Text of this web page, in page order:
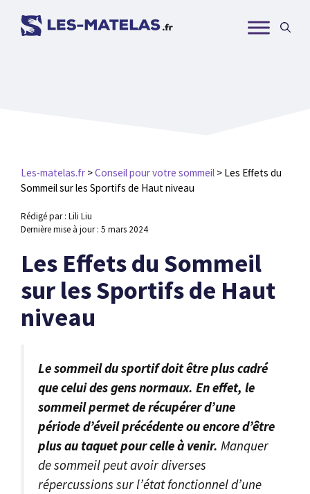
Les-matelas.fr >Conseil pour votre sommeil > Les Effets du
Sommeil sur les Sportifs de Haut niveau
Rédigé par : Lili Liu
Dernière mise à jour : 5 mars 2024
Les Effets du Sommeil
sur les Sportifs de Haut
niveau
Le sommeil du sportif doit être plus cadré
que celui des gens normaux. En effet, le
sommeil permet de récupérer d’une
période d’éveil précédente ou encore d’être
plus au taquet pour celle à venir. Manquer
de sommeil peut avoir diverses
répercussions sur l’état fonctionnel d’une